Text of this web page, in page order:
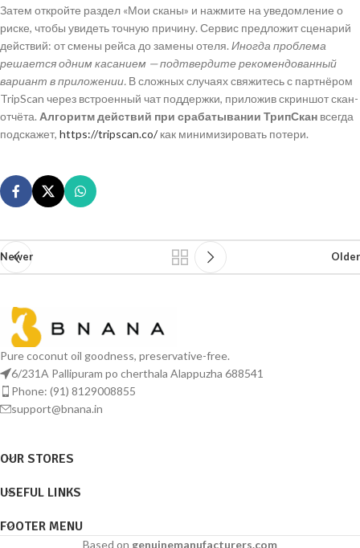
Затем откройте раздел «Мои сканы» и нажмите на уведомление о
риске, чтобы увидеть точную причину. Сервис предложит сценарий
действий: от смены рейса до замены отеля. Иногда проблема
решается одним касанием — подтвердите рекомендованный
вариант в приложении. В сложных случаях свяжитесь с партнёром
TripScan через встроенный чат поддержки, приложив скриншот скан-
отчёта. Алгоритм действий при срабатывании ТрипСкан всегда
подскажет, https://tripscan.co/как минимизировать потери.
Newer Older
Pure coconut oil goodness, preservative-free.
6/231A Pallipuram po cherthala Alappuzha 688541
Phone: (91) 8129008855
support@bnana.in
OUR STORES
USEFUL LINKS
FOOTER MENU
Based on genuinemanufacturers.com